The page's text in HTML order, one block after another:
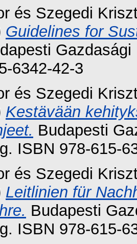
és Szegedi
Guidelines for
6342-42-3
és Szegedi
Kestävään
Budapesti
ISBN 978-615-
és Szegedi
Leitlinien für
Budapesti
ISBN 978-615-